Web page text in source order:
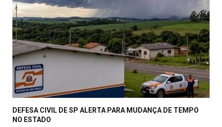
DEFESA CIVIL DE SP ALERTA PARA MUDANÇA DE TEMPO
NO ESTADO